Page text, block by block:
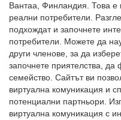
Вантаа, Финландия. Това е
реални потребители.
подхождат и започнете
потребители. Можете да
други членове, за да
започнете приятелства, да
семейство. Сайтът ви
виртуална комуникация и
потенциални партньори.
виртуална комуникация с